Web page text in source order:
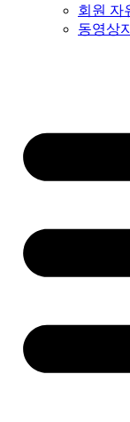
회원 자
동영상